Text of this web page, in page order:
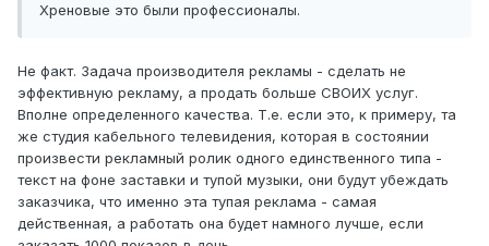
Хреновые это были профессионалы.
Не факт. Задача производителя рекламы - сделать не
эффективную рекламу, а продать больше СВОИХ услуг.
Вполне определенного качества. Т.е. если это, к примеру, та
же студия кабельного телевидения, которая в состоянии
произвести рекламный ролик одного единственного типа -
текст на фоне заставки и тупой музыки, они будут убеждать
заказчика, что именно эта тупая реклама - самая
действенная, а работать она будет намного лучше, если